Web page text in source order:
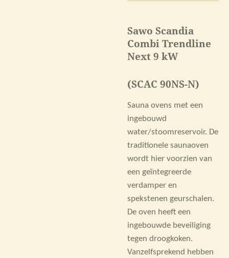
Sawo Scandia
Combi Trendline
Next 9 kW
(SCAC 90NS-N)
Sauna ovens met een
ingebouwd
water/stoomreservoir. De
traditionele saunaoven
wordt hier voorzien van
een geïntegreerde
verdamper en
spekstenen geurschalen.
De oven heeft een
ingebouwde beveiliging
tegen droogkoken.
Vanzelfsprekend hebben